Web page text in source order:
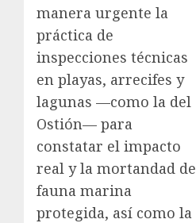
manera urgente la
práctica de
inspecciones técnicas
en playas, arrecifes y
lagunas —como la del
Ostión— para
constatar el impacto
real y la mortandad de
fauna marina
protegida, así como la